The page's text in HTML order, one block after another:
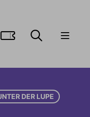
ZUM
DER LUPE